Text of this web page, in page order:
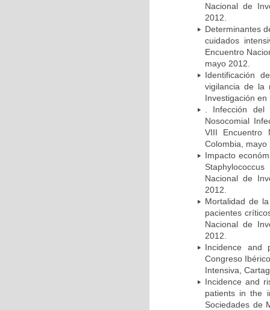
Nacional de
2012.
Determinantes
cuidados
Encuentro
mayo 2012.
Identificación
vigilancia de la
Investigación
. Infección
Nosocomial
VIII Encuentro
Colombia, mayo
Impacto
Nacional de
2012.
Mortalidad de
pacientes
Nacional de
2012.
Incidence and
Congreso
Intensiva,
Incidence and
patients in the
Sociedades de